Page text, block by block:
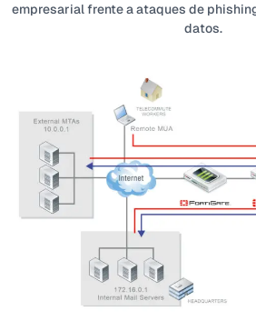
empresarial frente a ataques de
datos.